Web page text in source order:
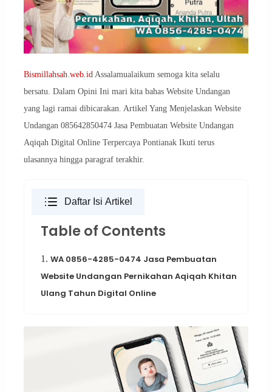
Bismillahsah.web.idAssalamualaikum semoga kita selalu
bersatu. Dalam Opini Ini mari kita bahas Website Undangan
yang lagi ramai dibicarakan. Artikel Yang Menjelaskan Website
Undangan 085642850474 Jasa Pembuatan Website Undangan
Aqiqah Digital Online Terpercaya Pontianak Ikuti terus
ulasannya hingga paragraf terakhir.
Daftar Isi Artikel
Table of Contents
1. WA 0856-4285-0474 Jasa Pembuatan
Website Undangan Pernikahan Aqiqah Khitan
Ulang Tahun Digital Online